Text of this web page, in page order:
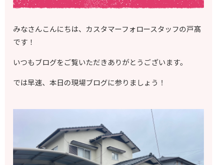
みなさんこんにちは、カスタマーフォロースタッフの戸髙
です！
いつもブログをご覧いただきありがとうございます。
では早速、本日の現場ブログに参りましょう！